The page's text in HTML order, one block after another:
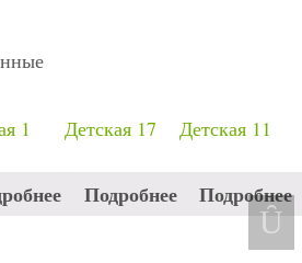
1 Детская 17
Подробнее
Детская 11
Подробнее